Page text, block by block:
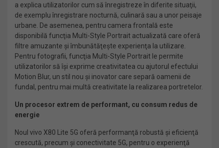
a explica utilizatorilor cum să înregistreze în diferite situaţii,
de exemplu înregistrare nocturnă, culinară sau a unor peisaje
urbane. De asemenea, pentru camera frontală este
disponibilă funcţia Multi-Style Portrait actualizată care oferă
filtre amuzante şi îmbunătăţeşte experienţa la utilizare.
Pentru fotografii, funcţia Multi-Style Portrait le permite
utilizatorilor să îşi exprime creativitatea cu ajutorul efectului
Motion Blur, un stil nou şi inovator care separă oamenii de
fundal, pentru mai multă creativitate la realizarea portretelor.
Un procesor extrem de performant, cu consum redus de
energie
Noul vivo X80 Lite 5G oferă performanţă robustă şi eficienţă
crescută, precum şi conectivitate 5G, pentru o experienţă